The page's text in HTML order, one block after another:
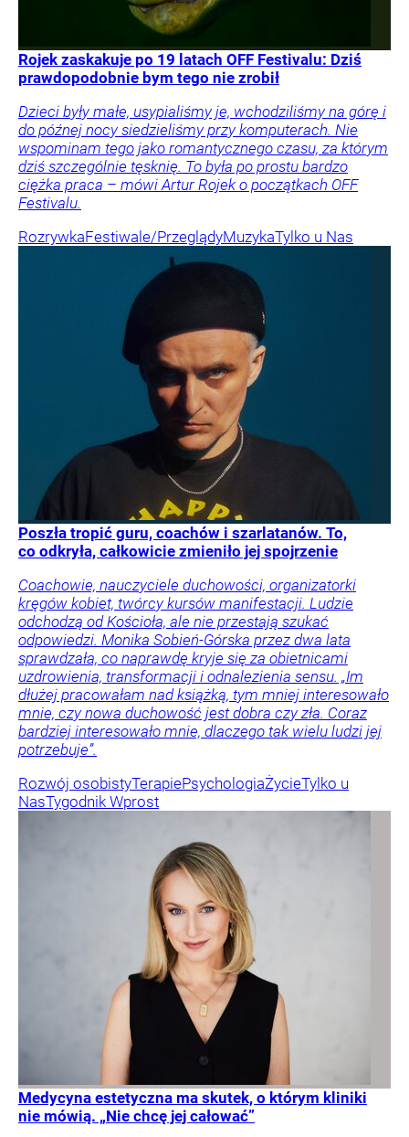
Rojek zaskakuje po 19 latach OFF Festivalu: Dziś
prawdopodobnie bym tego nie zrobił
Dzieci były małe, usypialiśmy je, wchodziliśmy na górę i
do późnej nocy siedzieliśmy przy komputerach. Nie
wspominam tego jako romantycznego czasu, za którym
dziś szczególnie tęsknię. To była po prostu bardzo
ciężka praca – mówi Artur Rojek o początkach OFF
Festivalu.
RozrywkaFestiwale/PrzeglądyMuzykaTylko u Nas
Poszła tropić guru, coachów i szarlatanów. To,
co odkryła, całkowicie zmieniło jej spojrzenie
Coachowie, nauczyciele duchowości, organizatorki
kręgów kobiet, twórcy kursów manifestacji. Ludzie
odchodzą od Kościoła, ale nie przestają szukać
odpowiedzi. Monika Sobień-Górska przez dwa lata
sprawdzała, co naprawdę kryje się za obietnicami
uzdrowienia, transformacji i odnalezienia sensu. „Im
dłużej pracowałam nad książką, tym mniej interesowało
mnie, czy nowa duchowość jest dobra czy zła. Coraz
bardziej interesowało mnie, dlaczego tak wielu ludzi jej
potrzebuje”.
Rozwój osobistyTerapiePsychologiaŻycieTylko u
NasTygodnik Wprost
Medycyna estetyczna ma skutek, o którym kliniki
nie mówią. „Nie chcę jej całować”